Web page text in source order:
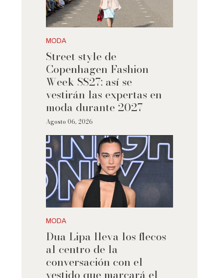
MODA
Street style de
Copenhagen Fashion
Week SS27: así se
vestirán las expertas en
moda durante 2027
Agosto 06, 2026
MODA
Dua Lipa lleva los flecos
al centro de la
conversación con el
vestido que marcará el